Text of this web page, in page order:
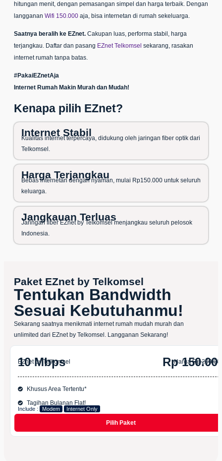
hitungan menit, dengan pemasangan simpel dan harga terbaik. Dengan
langganan Wifi 150.000 aja, bisa internetan di rumah sekeluarga.
Saatnya beralih ke EZnet. Cakupan luas, performa stabil, harga
terjangkau. Daftar dan pasang EZnet Telkomsel sekarang, rasakan
internet rumah tanpa batas.
#PakaiEZnetAja
Internet Rumah Makin Murah dan Mudah!
Kenapa pilih EZnet?
Internet Stabil
Kualitas internet terpercaya, didukung oleh jaringan fiber optik dari
Telkomsel.
Harga Terjangkau
Bebas internetan dengan nyaman, mulai Rp150.000 untuk seluruh
keluarga.
Jangkauan Terluas
Jaringan fiber EZnet by Telkomsel menjangkau seluruh pelosok
Indonesia.
Paket EZnet by Telkomsel
Tentukan Bandwidth
Sesuai Kebutuhanmu!
Sekarang saatnya menikmati internet rumah mudah murah dan
unlimited dari EZnet by Telkomsel. Langganan Sekarang!
EZnet by Telkomsel
10 Mbps HargaRp
Rp
Khusus Area Tertentu*
Tagihan Bulanan Flat!
Include : Modem Internet Only
Pilih Paket